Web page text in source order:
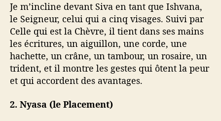
Je m’incline devant Siva en tant que Ishvana,
le Seigneur, celui qui a cinq visages. Suivi par
Celle qui est la Chèvre, il tient dans ses mains
les écritures, un aiguillon, une corde, une
hachette, un crâne, un tambour, un rosaire, un
trident, et il montre les gestes qui ôtent la peur
et qui accordent des avantages.
2. Nyasa (le Placement)